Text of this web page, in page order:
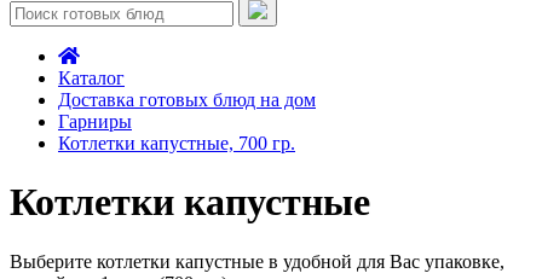
Каталог
Доставка готовых блюд на дом
Гарниры
Котлетки капустные, 700 гр.
Котлетки капустные
Выберите котлетки капустные в удобной для Вас упаковке,